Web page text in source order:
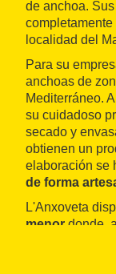
de anchoa.
localidad del
Para su
anchoas de
Mediterráneo.
su cuidadoso
secado y
obtienen un
elaboración se
de forma
L'Anxoveta
menor donde,
envasados y